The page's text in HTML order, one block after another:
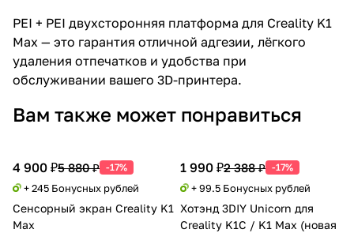
PEI + PEI двухсторонняя платформа для Creality K1
Max — это гарантия отличной адгезии, лёгкого
удаления отпечатков и удобства при
обслуживании вашего 3D-принтера.
Вам также может понравиться
4 900 ₽5 880 ₽ -17%
+ 245 Бонусных рублей
Сенсорный экран Creality K1
Max
1 990 ₽2 388 ₽ -17%
+ 99.5 Бонусных рублей
Хотэнд 3DIY Unicorn для
Creality K1С / K1 Max (новая